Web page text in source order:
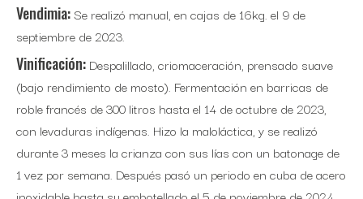
Vendimia:Se realizó manual, en cajas de 16kg. el 9 de
septiembre de 2023.
Vinificación: Despalillado, criomaceración, prensado suave
(bajo rendimiento de mosto). Fermentación en barricas de
roble francés de 300 litros hasta el 14 de octubre de 2023,
con levaduras indígenas. Hizo la maloláctica, y se realizó
durante 3 meses la crianza con sus lías con un batonage de
1 vez por semana. Después pasó un periodo en cuba de acero